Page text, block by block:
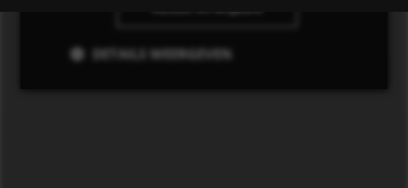
DETAILS WEERGEVEN